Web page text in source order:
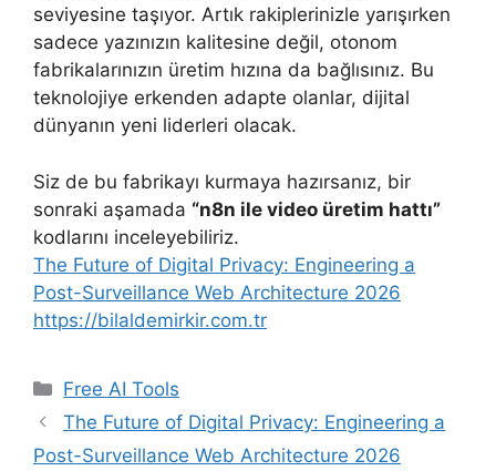
seviyesine taşıyor. Artık rakiplerinizle yarışırken
sadece yazınızın kalitesine değil, otonom
fabrikalarınızın üretim hızına da bağlısınız. Bu
teknolojiye erkenden adapte olanlar, dijital
dünyanın yeni liderleri olacak.
Siz de bu fabrikayı kurmaya hazırsanız, bir
sonraki aşamada “n8n ile video üretim hattı”
kodlarını inceleyebiliriz.
The Future of Digital Privacy: Engineering a
Post-Surveillance Web Architecture 2026
https://bilaldemirkir.com.tr
Categories
Free AI Tools
The Future of Digital Privacy: Engineering a
Post-Surveillance Web Architecture 2026